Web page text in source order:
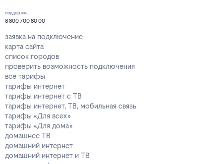
поддержка
8 800 700 80 00
заявка на подключение
карта сайта
список городов
проверить возможность подключения
все тарифы
тарифы интернет
тарифы интернет с ТВ
тарифы интернет, ТВ, мобильная связь
тарифы «Для всех»
тарифы «Для дома»
домашнее ТВ
домашний интернет
домашний интернет и ТВ